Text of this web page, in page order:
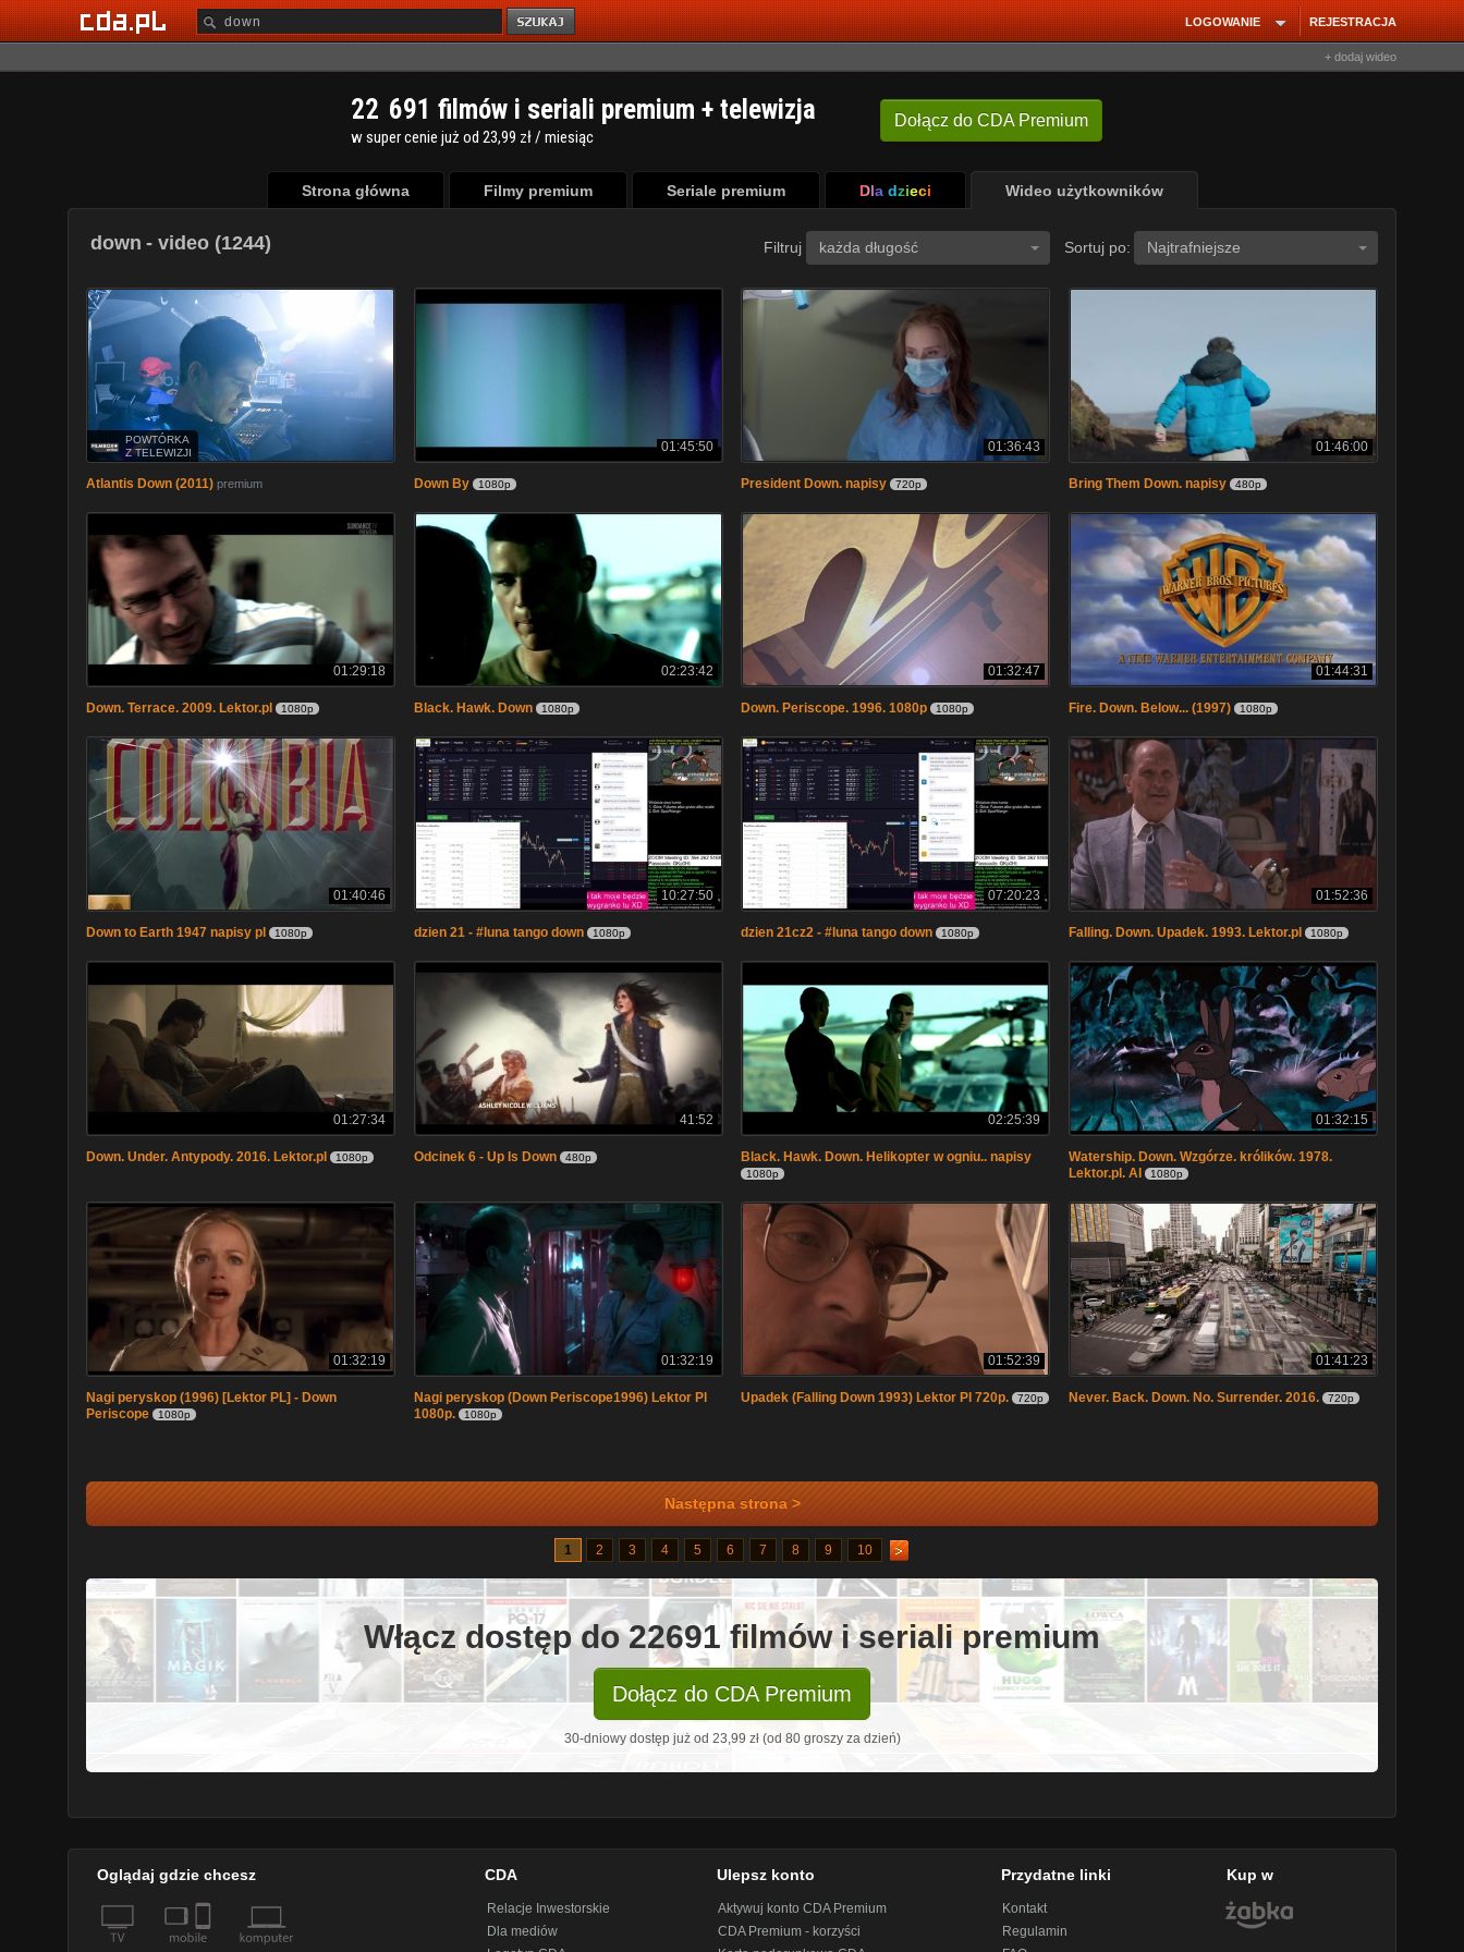
REJESTRACJA
LOGOWANIE
+ dodaj wideo
Dołącz do CDA Premium
22 691 filmów i seriali premium + telewizja
w super cenie już od 23,99 zł / miesiąc
Strona główna Filmy premium Seriale premium Dla dzieci Wideo użytkowników
down - video (1244) Filtruj każda długość Sortuj po: Najtrafniejsze
POWTÓRKA
Z TELEWIZJI
Atlantis Down (2011) premium
01:45:50
Down By 1080p
01:36:43
President Down. napisy 720p
01:46:00
Bring Them Down. napisy 480p
01:29:18
Down. Terrace. 2009. Lektor.pl 1080p
02:23:42
Black. Hawk. Down 1080p
01:32:47
Down. Periscope. 1996. 1080p 1080p
01:44:31
Fire. Down. Below... (1997) 1080p
01:40:46
Down to Earth 1947 napisy pl 1080p
10:27:50
dzien 21 - #luna tango down 1080p
07:20:23
dzien 21cz2 - #luna tango down 1080p
01:52:36
Falling. Down. Upadek. 1993. Lektor.pl 1080p
01:27:34
Down. Under. Antypody. 2016. Lektor.pl 1080p
41:52
Odcinek 6 - Up Is Down 480p
02:25:39
Black. Hawk. Down. Helikopter w ogniu.. napisy
1080p
01:32:15
Watership. Down. Wzgórze. królików. 1978.
Lektor.pl. AI
1080p
01:32:19
Nagi peryskop (1996) [Lektor PL] - Down
Periscope
1080p
01:32:19
Nagi peryskop (Down Periscope1996) Lektor Pl
1080p.
1080p
01:52:39
Upadek (Falling Down 1993) Lektor Pl 720p. 720p
01:41:23
Never. Back. Down. No. Surrender. 2016. 720p
Następna strona >
1 2 3 4 5 6 7 8 9 10
Włącz dostęp do 22691 filmów i seriali premium
Dołącz do CDA Premium
30-dniowy dostęp już od 23,99 zł (od 80 groszy za dzień)
Oglądaj gdzie chcesz CDA
Relacje Inwestorskie
Dla mediów
Ulepsz konto
Aktywuj konto CDA Premium
CDA Premium - korzyści
Przydatne linki
Kontakt
Regulamin
Kup w